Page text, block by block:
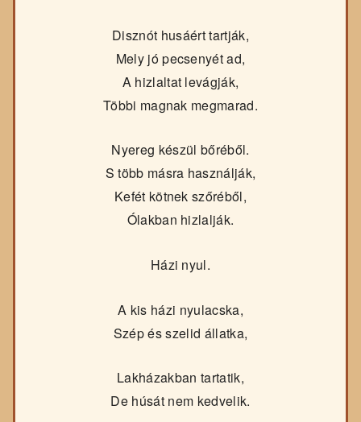
Disznót husáért tartják,
Mely jó pecsenyét ad,
A hizlaltat levágják,
Többi magnak megmarad.
Nyereg készül bőréből.
S több másra használják,
Kefét kötnek szőréből,
Ólakban hizlalják.
Házi nyul.
A kis házi nyulacska,
Szép és szelid állatka,
Lakházakban tartatik,
De húsát nem kedvelik.